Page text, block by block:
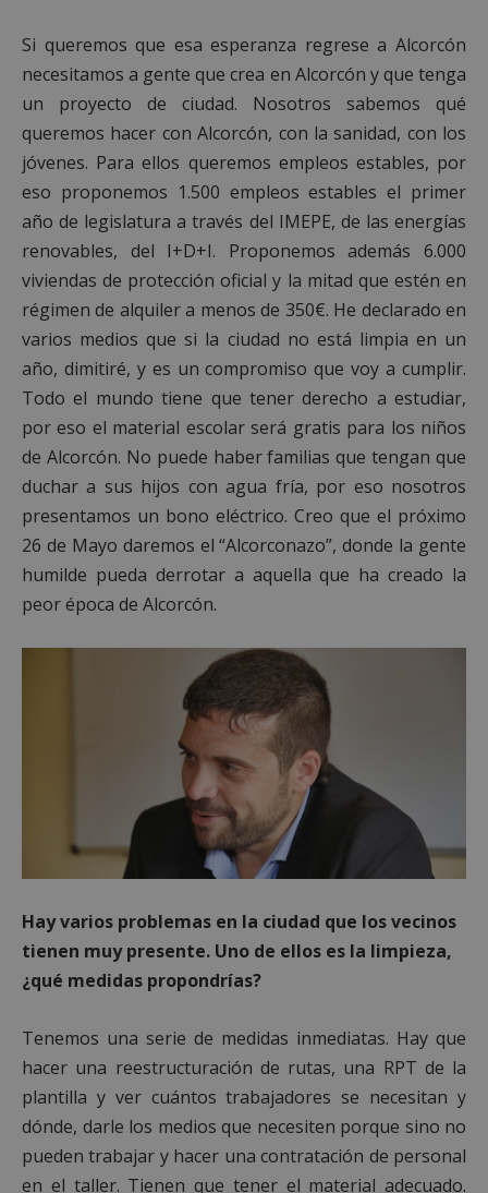
Si queremos que esa esperanza regrese a Alcorcón
necesitamos a gente que crea en Alcorcón y que tenga
un proyecto de ciudad. Nosotros sabemos qué
queremos hacer con Alcorcón, con la sanidad, con los
jóvenes. Para ellos queremos empleos estables, por
eso proponemos 1.500 empleos estables el primer
año de legislatura a través del IMEPE, de las energías
renovables, del I+D+I. Proponemos además 6.000
viviendas de protección oficial y la mitad que estén en
régimen de alquiler a menos de 350€. He declarado en
varios medios que si la ciudad no está limpia en un
año, dimitiré, y es un compromiso que voy a cumplir.
Todo el mundo tiene que tener derecho a estudiar,
por eso el material escolar será gratis para los niños
de Alcorcón. No puede haber familias que tengan que
duchar a sus hijos con agua fría, por eso nosotros
presentamos un bono eléctrico. Creo que el próximo
26 de Mayo daremos el “Alcorconazo”, donde la gente
humilde pueda derrotar a aquella que ha creado la
peor época de Alcorcón.
Hay varios problemas en la ciudad que los vecinos
tienen muy presente. Uno de ellos es la limpieza,
¿qué medidas propondrías?
Tenemos una serie de medidas inmediatas. Hay que
hacer una reestructuración de rutas, una RPT de la
plantilla y ver cuántos trabajadores se necesitan y
dónde, darle los medios que necesiten porque sino no
pueden trabajar y hacer una contratación de personal
en el taller. Tienen que tener el material adecuado.